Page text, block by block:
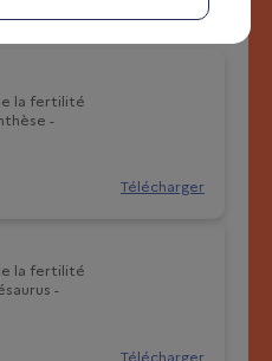
la fertilité
-
Télécharger
la fertilité
-
Télécharger